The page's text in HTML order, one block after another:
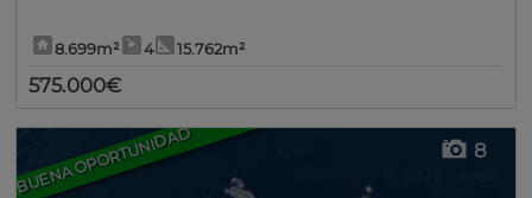
8.699m² 4 15.762m²
575.000€
BUENA OPORTUNIDAD 8